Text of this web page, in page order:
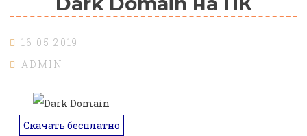
16.05.2019
ADMIN
Скачать бесплатно